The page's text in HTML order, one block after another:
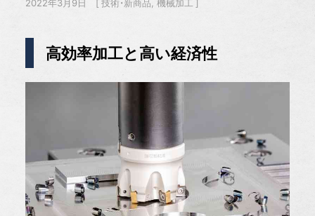
2022年3月9日 技術・新商品 機械加工
高効率加工と高い経済性